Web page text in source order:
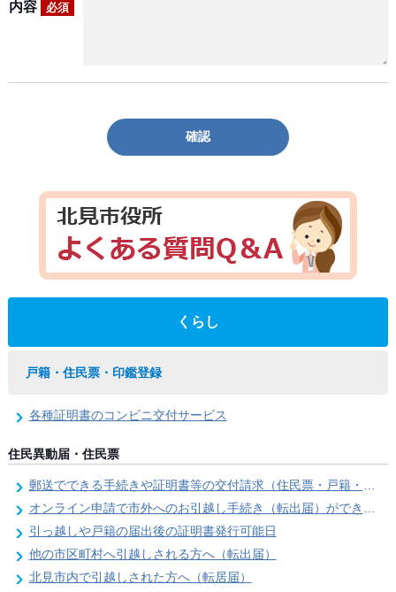
内容 必須
確認
くらし
戸籍・住民票・印鑑登録
各種証明書のコンビニ交付サービス
住民異動届・住民票
郵送でできる手続きや証明書等の交付請求（住民票・戸籍・国民年金関係）
オンライン申請で市外へのお引越し手続き（転出届）ができます
引っ越しや戸籍の届出後の証明書発行可能日
他の市区町村へ引越しされる方へ（転出届）
北見市内で引越しされた方へ（転居届）